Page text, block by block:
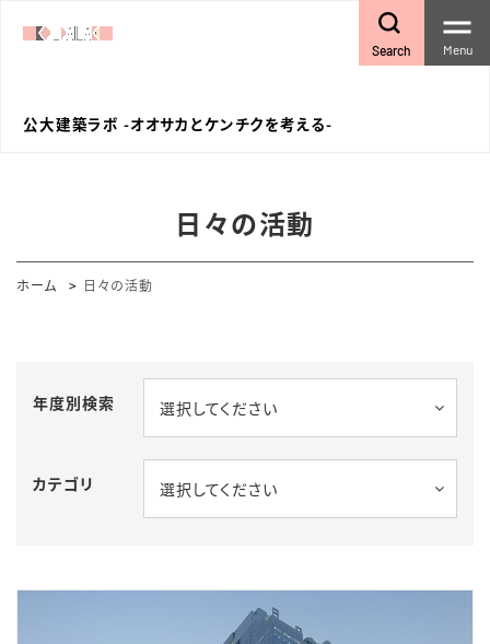
公大建築ラボ -オオサカとケンチクを考える-
Search Menu
日々の活動
ホーム 日々の活動
年度別検索 選択してください
カテゴリ 選択してください